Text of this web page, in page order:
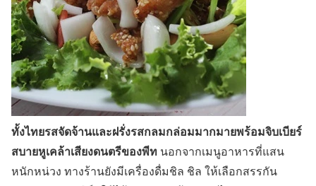
ทั้งไทยรสจัดจ้านและฝรั่งรสกลมกล่อมมากมายพร้อมจิบเบียร์
สบายหูเคล้าเสียงดนตรีของพีท นอกจากเมนูอาหารที่แสน
หนักหน่วง ทางร้านยังมีเครื่องดื่มชิล ชิล ให้เลือกสรรกัน